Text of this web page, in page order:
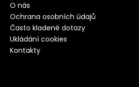
O nás
Ochrana osobních údajů
Často kladené dotazy
Ukládání cookies
Kontakty